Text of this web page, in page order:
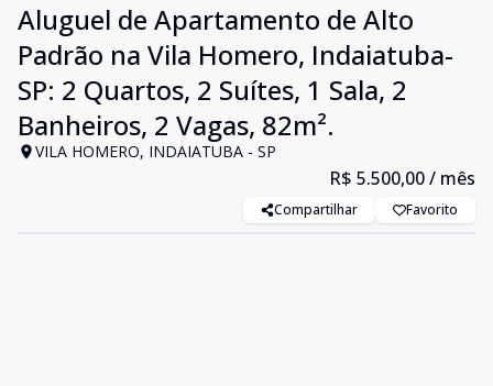
Aluguel de Apartamento de Alto
Padrão na Vila Homero, Indaiatuba-
SP: 2 Quartos, 2 Suítes, 1 Sala, 2
Banheiros, 2 Vagas, 82m².
VILA HOMERO, INDAIATUBA - SP
R$ 5.500,00/ mês
Compartilhar Favorito